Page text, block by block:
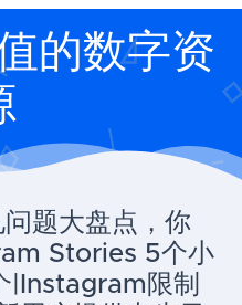
的数字资
题大盘点，你
Stories 5个小
|Instagram限制